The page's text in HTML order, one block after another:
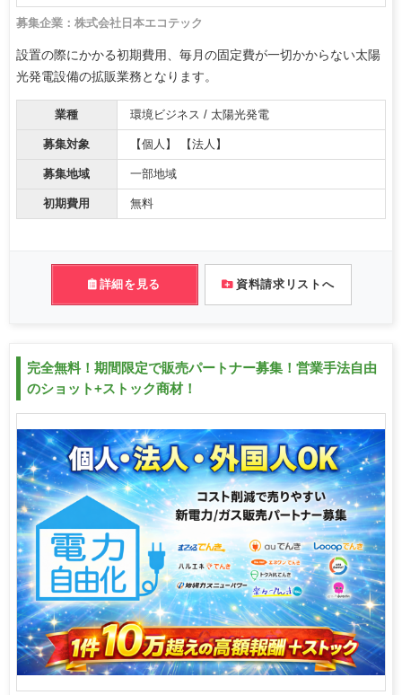
募集企業：株式会社日本エコテック
設置の際にかかる初期費用、毎月の固定費が一切かからない太陽
光発電設備の拡販業務となります。
業種 環境ビジネス / 太陽光発電
募集対象 【個人】 【法人】
募集地域 一部地域
初期費用 無料
詳細を見る 資料請求リストへ
完全無料！期間限定で販売パートナー募集！営業手法自由
のショット+ストック商材！